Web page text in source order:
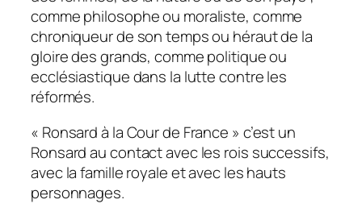
comme philosophe ou moraliste, comme
chroniqueur de son temps ou héraut de la
gloire des grands, comme politique ou
ecclésiastique dans la lutte contre les
réformés.
« Ronsard à la Cour de France » c’est un
Ronsard au contact avec les rois successifs,
avec la famille royale et avec les hauts
personnages.